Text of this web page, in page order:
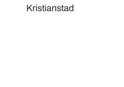
Kristianstad